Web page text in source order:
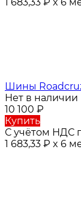
1 683,33 ₽ x 6
Шины
Нет в наличии
10 100 ₽
Купить
С учётом НДС
1 683,33 ₽ x 6